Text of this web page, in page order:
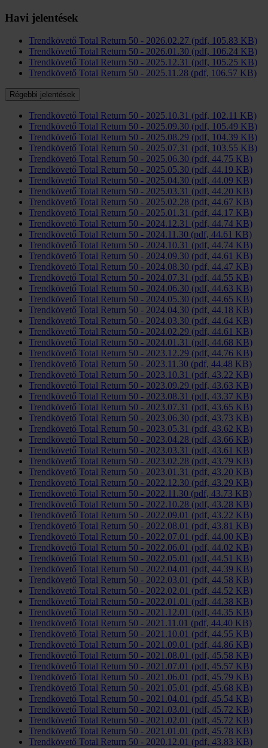
Havi jelentések
Trendkövető Total Return 50 - 2026.02.27 (pdf, 105.83 KB)
Trendkövető Total Return 50 - 2026.01.30 (pdf, 106.24 KB)
Trendkövető Total Return 50 - 2025.12.31 (pdf, 105.25 KB)
Trendkövető Total Return 50 - 2025.11.28 (pdf, 106.57 KB)
Régebbi jelentések
Trendkövető Total Return 50 - 2025.10.31 (pdf, 102.11 KB)
Trendkövető Total Return 50 - 2025.09.30 (pdf, 105.49 KB)
Trendkövető Total Return 50 - 2025.08.29 (pdf, 104.39 KB)
Trendkövető Total Return 50 - 2025.07.31 (pdf, 103.55 KB)
Trendkövető Total Return 50 - 2025.06.30 (pdf, 44.75 KB)
Trendkövető Total Return 50 - 2025.05.30 (pdf, 44.19 KB)
Trendkövető Total Return 50 - 2025.04.30 (pdf, 44.09 KB)
Trendkövető Total Return 50 - 2025.03.31 (pdf, 44.20 KB)
Trendkövető Total Return 50 - 2025.02.28 (pdf, 44.67 KB)
Trendkövető Total Return 50 - 2025.01.31 (pdf, 44.17 KB)
Trendkövető Total Return 50 - 2024.12.31 (pdf, 44.74 KB)
Trendkövető Total Return 50 - 2024.11.30 (pdf, 44.61 KB)
Trendkövető Total Return 50 - 2024.10.31 (pdf, 44.74 KB)
Trendkövető Total Return 50 - 2024.09.30 (pdf, 44.61 KB)
Trendkövető Total Return 50 - 2024.08.30 (pdf, 44.47 KB)
Trendkövető Total Return 50 - 2024.07.31 (pdf, 44.55 KB)
Trendkövető Total Return 50 - 2024.06.30 (pdf, 44.63 KB)
Trendkövető Total Return 50 - 2024.05.30 (pdf, 44.65 KB)
Trendkövető Total Return 50 - 2024.04.30 (pdf, 44.18 KB)
Trendkövető Total Return 50 - 2024.03.30 (pdf, 44.64 KB)
Trendkövető Total Return 50 - 2024.02.29 (pdf, 44.61 KB)
Trendkövető Total Return 50 - 2024.01.31 (pdf, 44.68 KB)
Trendkövető Total Return 50 - 2023.12.29 (pdf, 44.76 KB)
Trendkövető Total Return 50 - 2023.11.30 (pdf, 44.48 KB)
Trendkövető Total Return 50 - 2023.10.31 (pdf, 43.22 KB)
Trendkövető Total Return 50 - 2023.09.29 (pdf, 43.63 KB)
Trendkövető Total Return 50 - 2023.08.31 (pdf, 43.37 KB)
Trendkövető Total Return 50 - 2023.07.31 (pdf, 43.65 KB)
Trendkövető Total Return 50 - 2023.06.30 (pdf, 43.73 KB)
Trendkövető Total Return 50 - 2023.05.31 (pdf, 43.62 KB)
Trendkövető Total Return 50 - 2023.04.28 (pdf, 43.66 KB)
Trendkövető Total Return 50 - 2023.03.31 (pdf, 43.61 KB)
Trendkövető Total Return 50 - 2023.02.28 (pdf, 43.79 KB)
Trendkövető Total Return 50 - 2023.01.31 (pdf, 43.20 KB)
Trendkövető Total Return 50 - 2022.12.30 (pdf, 43.29 KB)
Trendkövető Total Return 50 - 2022.11.30 (pdf, 43.73 KB)
Trendkövető Total Return 50 - 2022.10.28 (pdf, 43.28 KB)
Trendkövető Total Return 50 - 2022.09.01 (pdf, 43.22 KB)
Trendkövető Total Return 50 - 2022.08.01 (pdf, 43.81 KB)
Trendkövető Total Return 50 - 2022.07.01 (pdf, 44.00 KB)
Trendkövető Total Return 50 - 2022.06.01 (pdf, 44.02 KB)
Trendkövető Total Return 50 - 2022.05.01 (pdf, 44.51 KB)
Trendkövető Total Return 50 - 2022.04.01 (pdf, 44.39 KB)
Trendkövető Total Return 50 - 2022.03.01 (pdf, 44.58 KB)
Trendkövető Total Return 50 - 2022.02.01 (pdf, 44.52 KB)
Trendkövető Total Return 50 - 2022.01.01 (pdf, 44.38 KB)
Trendkövető Total Return 50 - 2021.12.01 (pdf, 44.35 KB)
Trendkövető Total Return 50 - 2021.11.01 (pdf, 44.40 KB)
Trendkövető Total Return 50 - 2021.10.01 (pdf, 44.55 KB)
Trendkövető Total Return 50 - 2021.09.01 (pdf, 44.86 KB)
Trendkövető Total Return 50 - 2021.08.01 (pdf, 45.58 KB)
Trendkövető Total Return 50 - 2021.07.01 (pdf, 45.57 KB)
Trendkövető Total Return 50 - 2021.06.01 (pdf, 45.79 KB)
Trendkövető Total Return 50 - 2021.05.01 (pdf, 45.68 KB)
Trendkövető Total Return 50 - 2021.04.01 (pdf, 45.54 KB)
Trendkövető Total Return 50 - 2021.03.01 (pdf, 45.72 KB)
Trendkövető Total Return 50 - 2021.02.01 (pdf, 45.72 KB)
Trendkövető Total Return 50 - 2021.01.01 (pdf, 45.78 KB)
Trendkövető Total Return 50 - 2020.12.01 (pdf, 43.83 KB)